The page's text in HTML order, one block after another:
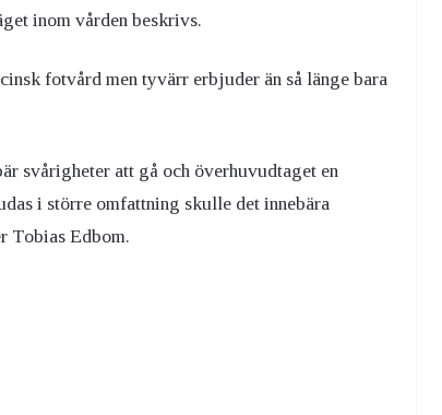
inom vården beskrivs.
fotvård men tyvärr erbjuder än så länge bara
svårigheter att gå och överhuvudtaget en
i större omfattning skulle det innebära
Tobias Edbom.